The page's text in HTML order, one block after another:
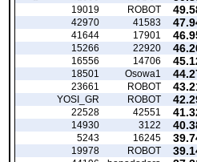
ROBOT
19019
41583
42970
17901
41644
22920
15266
14706
16556
Osowa1
18501
ROBOT
23661
ROBOT
YOSI_GR
42551
22528
3122
14930
16245
5243
ROBOT
19978